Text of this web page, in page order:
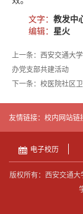
文字： 教发中
编辑： 星火
上一条：西安交通大
办党支部共建活动
下一条：校医院社区
友情链接： 校内网站链
电子校历
版权所有：西安交通